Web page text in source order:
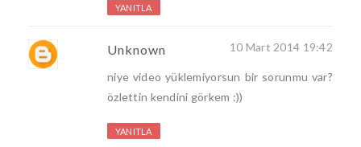
YANITLA
Unknown 10 Mart 2014 19:42
niye video yüklemiyorsun bir sorunmu var?
özlettin kendini görkem :))
YANITLA